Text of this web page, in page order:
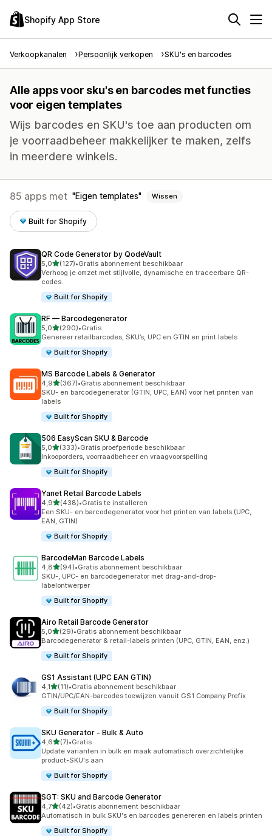
Shopify App Store
Verkoopkanalen Persoonlijk verkopen SKU's en barcodes
Alle apps voor sku's en barcodes met functies
voor eigen templates
Wijs barcodes en SKU's toe aan producten om
je voorraadbeheer makkelijker te maken, zelfs
in meerdere winkels.
85 apps met Eigen templates Wissen
Built for Shopify
QR Code Generator by QodeVault
5,0van 5 sterren
(127)
127 recensies in totaal
•Gratis abonnement beschikbaar
Verhoog je omzet met stijlvolle, dynamische en traceerbare QR-
codes.
Built for Shopify
RF — Barcodegenerator
5,0van 5 sterren
(290)
290 recensies in totaal
•Gratis
Genereer retailbarcodes, SKU’s, UPC en GTIN en print labels
Built for Shopify
MS Barcode Labels & Generator
4,9van 5 sterren
(367)
367 recensies in totaal
•Gratis abonnement beschikbaar
SKU- en barcodegenerator (GTIN, UPC, EAN) voor het printen van
labels
Built for Shopify
506 EasyScan SKU & Barcode
5,0van 5 sterren
(333)
333 recensies in totaal
•Gratis proefperiode beschikbaar
Inkooporders, voorraadbeheer en vraagvoorspelling
Built for Shopify
Yanet Retail Barcode Labels
4,9van 5 sterren
(438)
438 recensies in totaal
•Gratis te installeren
Een SKU- en barcodegenerator voor het printen van labels (UPC,
EAN, GTIN)
Built for Shopify
BarcodeMan Barcode Labels
4,8van 5 sterren
(94)
94 recensies in totaal
•Gratis abonnement beschikbaar
SKU-, UPC- en barcodegenerator met drag-and-drop-
labelontwerper
Built for Shopify
Airo Retail Barcode Generator
5,0van 5 sterren
(29)
29 recensies in totaal
•Gratis abonnement beschikbaar
Barcodegenerator & retail-labels printen (UPC, GTIN, EAN, enz.)
Built for Shopify
GS1 Assistant (UPC EAN GTIN)
4,1van 5 sterren
(11)
11 recensies in totaal
•Gratis abonnement beschikbaar
GTIN/UPC/EAN-barcodes toewijzen vanuit GS1 Company Prefix
Built for Shopify
SKU Generator ‑ Bulk & Auto
4,6van 5 sterren
(7)
7 recensies in totaal
•Gratis
Update varianten in bulk en maak automatisch overzichtelijke
product-SKU's aan
Built for Shopify
SGT: SKU and Barcode Generator
4,7van 5 sterren
(42)
42 recensies in totaal
•Gratis abonnement beschikbaar
Automatisch in bulk SKU's en barcodes genereren en labels printen
Built for Shopify